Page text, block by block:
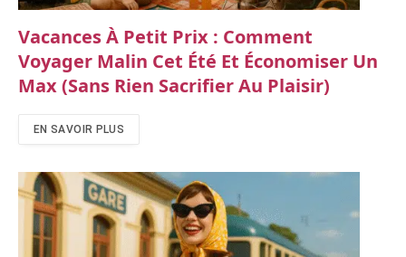
Vacances À Petit Prix : Comment
Voyager Malin Cet Été Et Économiser Un
Max (sans Rien Sacrifier Au Plaisir)
EN SAVOIR PLUS